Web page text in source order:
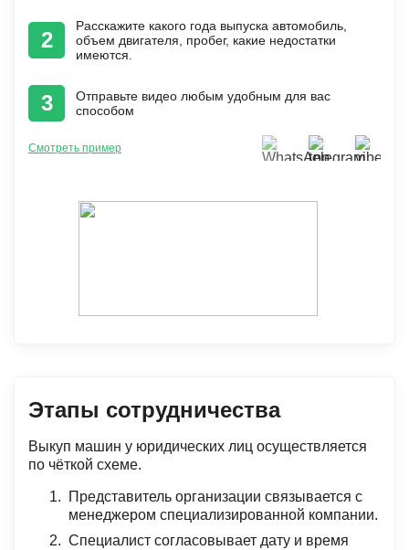
2
Расскажите какого года выпуска автомобиль,
объем двигателя, пробег, какие недостатки
имеются.
3
Отправьте видео любым удобным для вас
способом
Смотреть пример
Этапы сотрудничества
Выкуп машин у юридических лиц осуществляется
по чёткой схеме.
Представитель организации связывается с
менеджером специализированной компании.
Специалист согласовывает дату и время